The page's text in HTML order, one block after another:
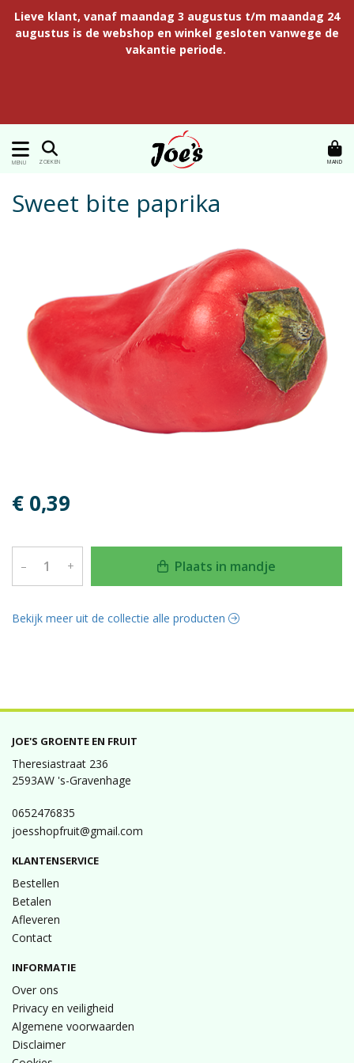
Lieve klant, vanaf maandag 3 augustus t/m maandag 24
augustus is de webshop en winkel gesloten vanwege de
vakantie periode.
MENU ZOEKEN MAND
Sweet bite paprika
€ 0,39
– + Plaats in mandje
Bekijk meer uit de collectie alle producten
JOE'S GROENTE EN FRUIT
Theresiastraat 236
2593AW 's-Gravenhage
0652476835
joesshopfruit@gmail.com
KLANTENSERVICE
Bestellen
Betalen
Afleveren
Contact
INFORMATIE
Over ons
Privacy en veiligheid
Algemene voorwaarden
Disclaimer